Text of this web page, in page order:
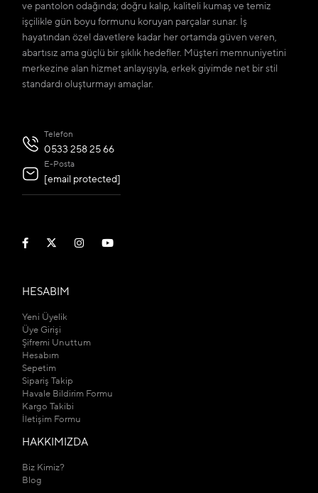
ve pantolon odağında; doğru kalıp, kaliteli kumaş ve temiz
işçilikle gün boyu formunu koruyan parçalar sunar. İş
hayatından özel davetlere kadar her ortamda güven veren,
abartısız ama güçlü bir şıklık hedefler. Müşteri memnuniyetini
merkezine alan hizmet anlayışıyla, erkek giyimde net bir stil
standardı oluşturmayı amaçlar.
Telefon
0533 258 25 66
E-Posta
[email protected]
HESABIM
Yeni Üyelik
Üye Girişi
Şifremi Unuttum
Hesabım
Sepetim
Sipariş Takip
Havale Bildirim Formu
Kargo Takibi
İletişim Formu
HAKKIMIZDA
Biz Kimiz?
Blog